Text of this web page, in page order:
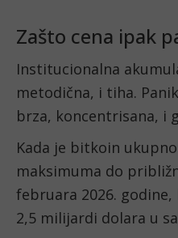
Zašto cena ipak
Institucionalna
metodična, i tiha.
brza, koncentrisana, i
Kada je bitkoin
maksimuma do
februara 2026.
2,5 milijardi dolara u